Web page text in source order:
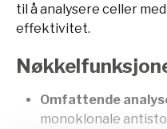
til å analysere celler
effektivitet.
Omfattende
monoklonale